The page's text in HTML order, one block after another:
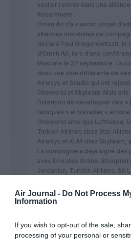
Air Journal - Do Not Process
Information
If you wish to opt-out of the sale,
processing of your personal or
vouloir rentrer dans une alliance
Récemment :
Oman Air n’a « aucun projet
alliances mondiales de
déclaré Paul Gregorowitsch, le
d’Oman Air, lors d’une
Mascate le 27 septembre. La
donc une voie différente de
Airways et Saudia qui ont
Oneworld et Skyteam. Mais elle
l’intention de développer des «
tactiques » et travailler «
Oneworld ainsi que Lufthansa,
Turkish Airlines chez Star
Airways et KLM chez Skyteam,
La compagnie a déjà signé des
avec Emirates Airline, Ethiopian
Jordanian, Turkish Airlines, Sri
Thai Airways.
Source : airinfo.org le 09.10.2016